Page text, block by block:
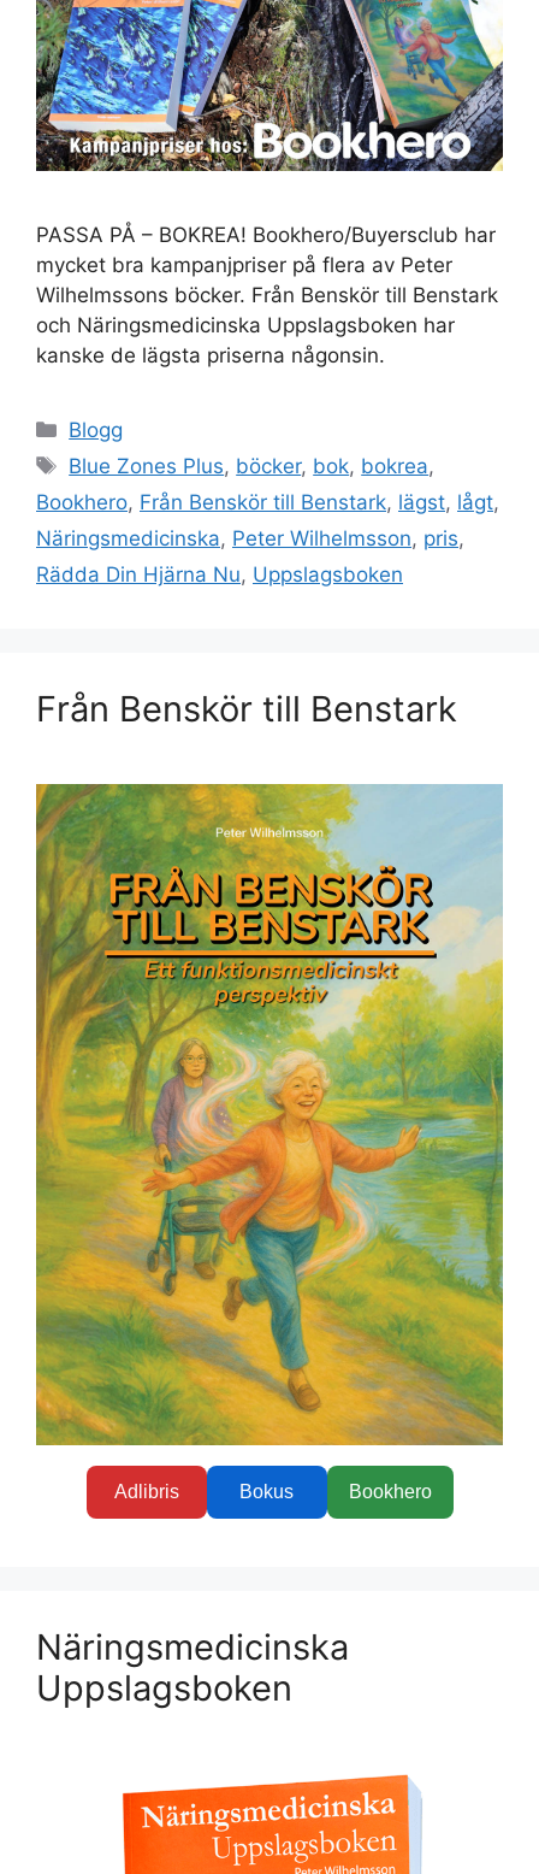
PASSA PÅ – BOKREA! Bookhero/Buyersclub har
mycket bra kampanjpriser på flera av Peter
Wilhelmssons böcker. Från Benskör till Benstark
och Näringsmedicinska Uppslagsboken har
kanske de lägsta priserna någonsin.
Kategorier
Blogg
Etiketter
Blue Zones Plus, böcker, bok, bokrea,
Bookhero, Från Benskör till Benstark, lägst, lågt,
Näringsmedicinska, Peter Wilhelmsson, pris,
Rädda Din Hjärna Nu, Uppslagsboken
Från Benskör till Benstark
Adlibris Bokus Bookhero
Näringsmedicinska
Uppslagsboken